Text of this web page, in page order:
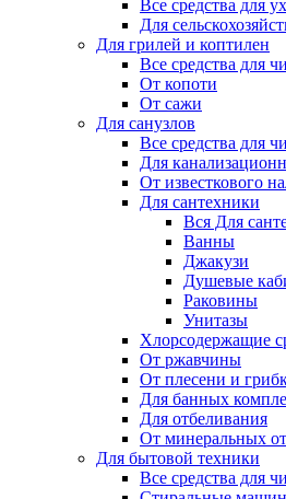
Все средства для
Для
Для грилей и коптилен
Все средства для
От копоти
От сажи
Для санузлов
Все средства для
Для
От известкового
Для сантехники
Вся Для
Ванны
Джакузи
Душевые
Раковины
Унитазы
Хлорсодержащие
От ржавчины
От плесени и
Для банных
Для отбеливания
От минеральных
Для бытовой техники
Все средства для